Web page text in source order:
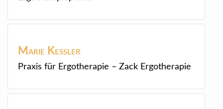
Marie Kessler
Praxis für Ergotherapie – Zack Ergotherapie